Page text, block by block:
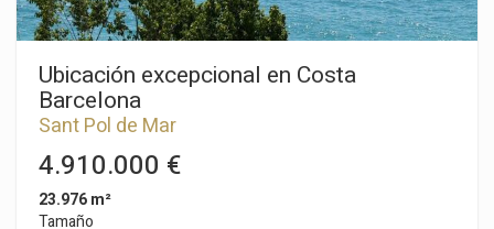
Ubicación excepcional en Costa
Barcelona
Sant Pol de Mar
4.910.000 €
23.976 m²
Tamaño